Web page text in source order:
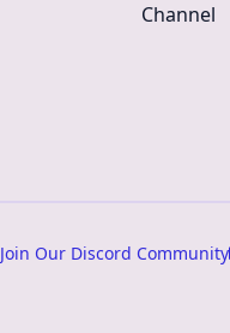
Channel
Join Our Discord Community